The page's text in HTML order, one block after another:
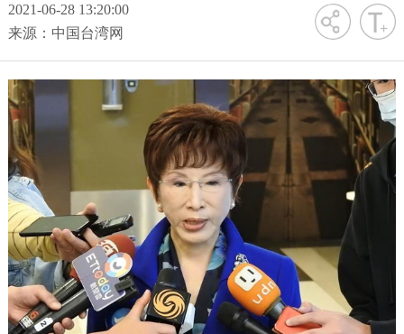
2021-06-28 13:20:00
来源：中国台湾网
字号